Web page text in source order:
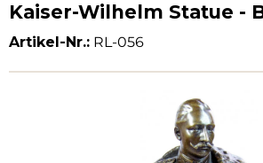
Kaiser-Wilhelm Statue -
Artikel-Nr.: RL-056